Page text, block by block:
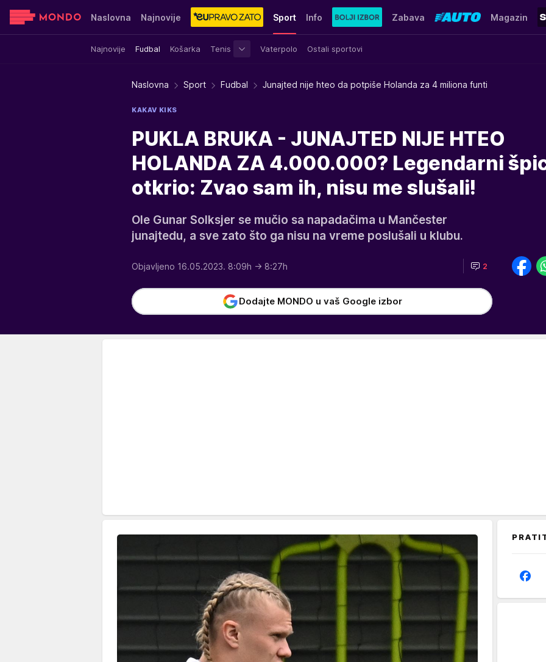
Naslovna Najnovije Sport
Najnovije Fudbal Košarka Tenis Vaterpolo Ostali sportovi
Info Zabava Magazin
Sensa Stvar ukusa Yumama
Naslovna Sport Fudbal Junajted nije hteo da potpiše Holanda za 4 miliona funti
KAKAV KIKS
PUKLA BRUKA - JUNAJTED NIJE HTEO
HOLANDA ZA 4.000.000? Legendarni
otkrio: Zvao sam ih, nisu me slušali!
Ole Gunar Solksjer se mučio sa napadačima u Mančester
junajtedu, a sve zato što ga nisu na vreme poslušali u klubu.
Objavljeno 16.05.2023. 8:09h → 8:27h 2
Dodajte MONDO u vaš Google izbor